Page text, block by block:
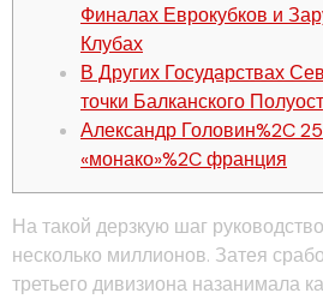
Финалах Еврокубков и
Клубах
В Других Государствах
точки Балканского
Александр Головин%2C
«монако»%2C франция
На такой дерзкую шаг
несколько миллионов. Затея
третьего дивизиона назанимала